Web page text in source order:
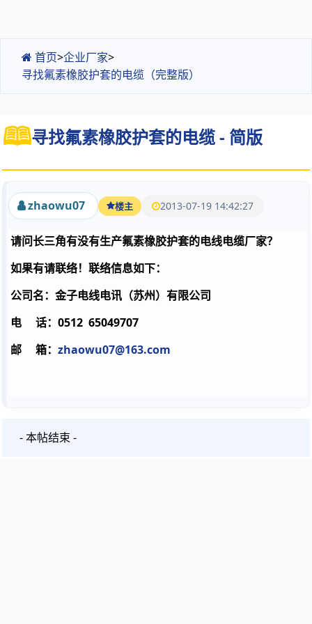
首页>企业厂家>
寻找氟素橡胶护套的电缆（完整版）
寻找氟素橡胶护套的电缆 - 简版
zhaowu07 楼主 2013-07-19 14:42:27
请问长三角有没有生产氟素橡胶护套的电线电缆厂家？
如果有请联络！联络信息如下：
公司名：金子电线电讯（苏州）有限公司
电 话：0512 65049707
邮 箱： zhaowu07@163.com
- 本帖结束 -